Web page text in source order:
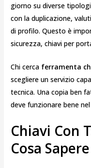
giorno su diverse
con la duplicazione,
di profilo. Questo è
sicurezza, chiavi per
Chi cerca ferramenta
scegliere un servizio
tecnica. Una copia ben
deve funzionare bene
Chiavi Con
Cosa Sapere